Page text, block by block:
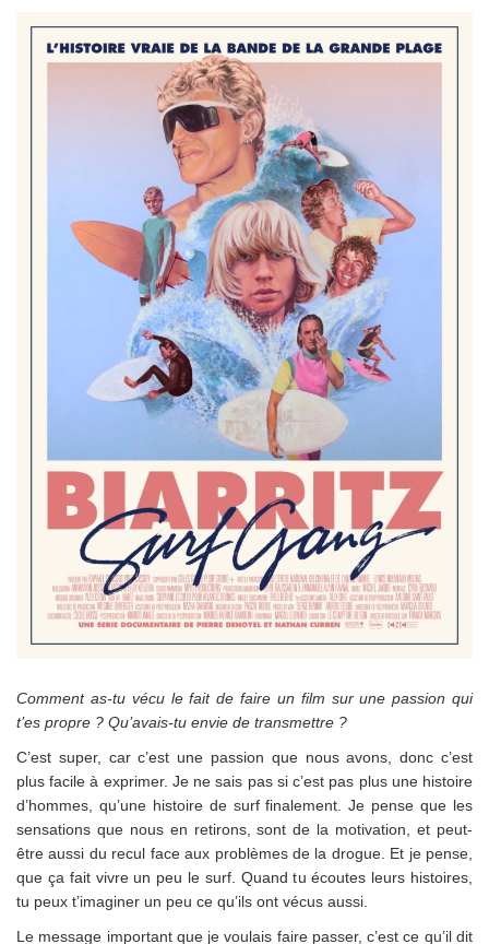
Comment as-tu vécu le fait de faire un film sur une passion qui
t’es propre ? Qu’avais-tu envie de transmettre ?
C’est super, car c’est une passion que nous avons, donc c’est
plus facile à exprimer. Je ne sais pas si c’est pas plus une histoire
d’hommes, qu’une histoire de surf finalement. Je pense que les
sensations que nous en retirons, sont de la motivation, et peut-
être aussi du recul face aux problèmes de la drogue. Et je pense,
que ça fait vivre un peu le surf. Quand tu écoutes leurs histoires,
tu peux t’imaginer un peu ce qu’ils ont vécus aussi.
Le message important que je voulais faire passer, c’est ce qu’il dit